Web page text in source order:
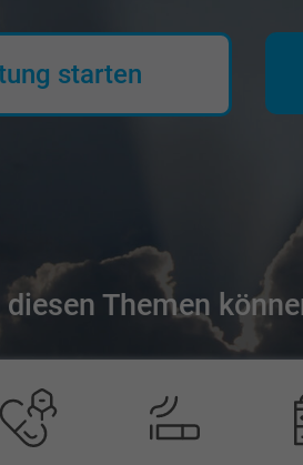
starten
diesen Themen